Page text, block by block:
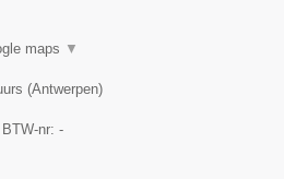
maps ▼
(Antwerpen)
, BTW-nr: -